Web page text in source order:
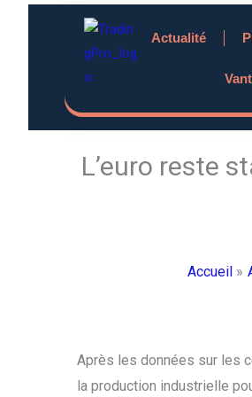
Actualité
L’euro reste
Accueil
Après les données sur les
la production industrielle